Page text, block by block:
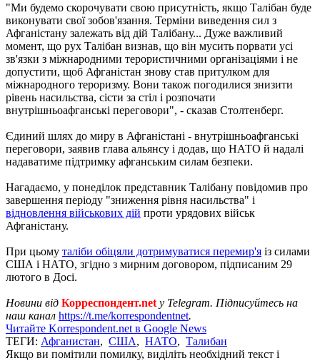
"Ми будемо скорочувати свою присутність, якщо Талібан буде
виконувати свої зобов'язання. Терміни виведення сил з
Афганістану залежать від дій Талібану... Дуже важливий
момент, що рух Талібан визнав, що він мусить порвати усі
зв'язки з міжнародними терористичними організаціями і не
допустити, щоб Афганістан знову став притулком для
міжнародного тероризму. Вони також погодилися знизити
рівень насильства, сісти за стіл і розпочати
внутрішньоафганські переговори", - сказав Столтенберг.
Єдиний шлях до миру в Афганістані - внутрішньоафганські
переговори, заявив глава альянсу і додав, що НАТО й надалі
надаватиме підтримку афганським силам безпеки.
Нагадаємо, у понеділок представник Талібану повідомив про
завершення періоду "зниження рівня насильства" і
відновлення військових дій проти урядових військ
Афганістану.
При цьому таліби обіцяли дотримуватися перемир'я із силами
США і НАТО, згідно з мирним договором, підписаним 29
лютого в Досі.
Новини від Корреспондент.net у Telegram. Підписуйтесь на
наш канал https://t.me/korrespondentnet.
Читайте Korrespondent.net в Google News
ТЕГИ: Афганистан, США, НАТО, Талибан
Якщо ви помітили помилку, виділіть необхідний текст і